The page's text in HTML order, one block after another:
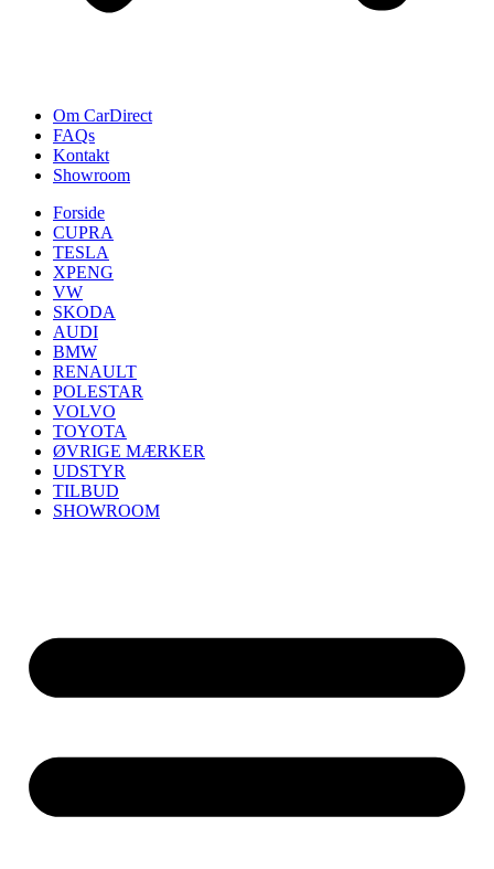
Om CarDirect
FAQs
Kontakt
Showroom
Forside
CUPRA
TESLA
XPENG
VW
SKODA
AUDI
BMW
RENAULT
POLESTAR
VOLVO
TOYOTA
ØVRIGE MÆRKER
UDSTYR
TILBUD
SHOWROOM